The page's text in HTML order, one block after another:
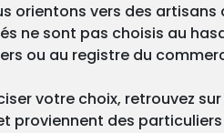
orientons vers des
ne sont pas choisis au
ou au registre du
votre choix, retrouvez
proviennent des